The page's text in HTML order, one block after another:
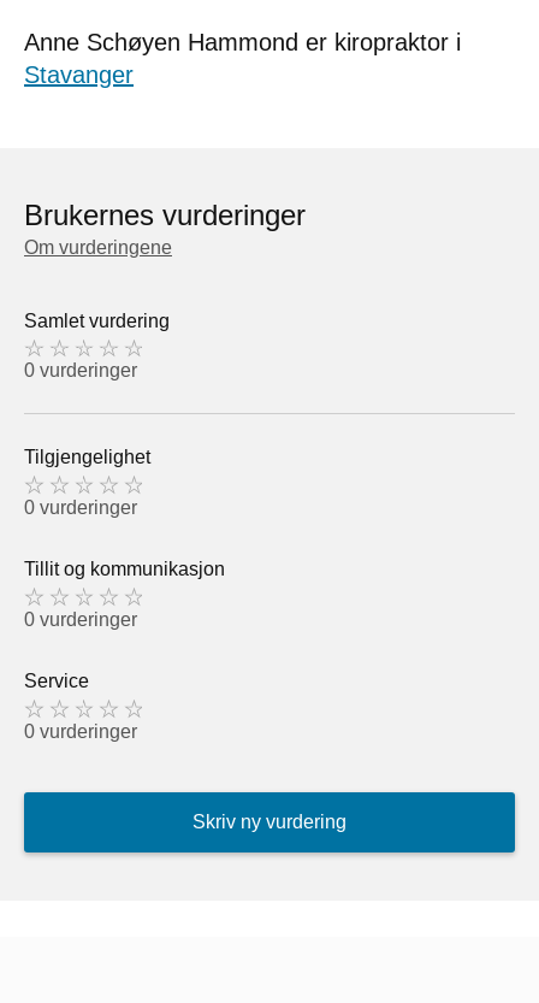
Anne Schøyen Hammond er kiropraktor i
Stavanger
Brukernes vurderinger
Om vurderingene
Samlet vurdering
0 vurderinger
Tilgjengelighet
0 vurderinger
Tillit og kommunikasjon
0 vurderinger
Service
0 vurderinger
Skriv ny vurdering